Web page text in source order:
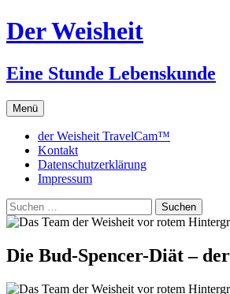
Zum
Inhalt
Der Weisheit
Eine Stunde Lebenskunde
Menü
der Weisheit TravelCam™
Kontakt
Datenschutzerklärung
Impressum
Suchen
nach:
Die Bud-Spencer-Diät –